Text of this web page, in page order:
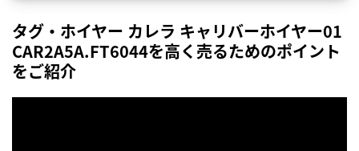
タグ・ホイヤー カレラ キャリバーホイヤー01
CAR2A5A.FT6044を高く売るためのポイント
をご紹介